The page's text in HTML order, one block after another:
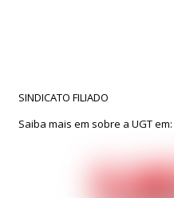
SINDICATO FILIADO
Saiba mais em sobre a UGT em: